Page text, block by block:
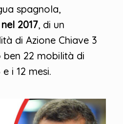
spagnola,
nel 2017, di un
di Azione Chiave 3
22 mobilità di
i 12 mesi.